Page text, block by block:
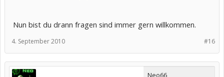
Nun bist du drann fragen sind immer gern willkommen.
#16
4. September 2010
Neo66